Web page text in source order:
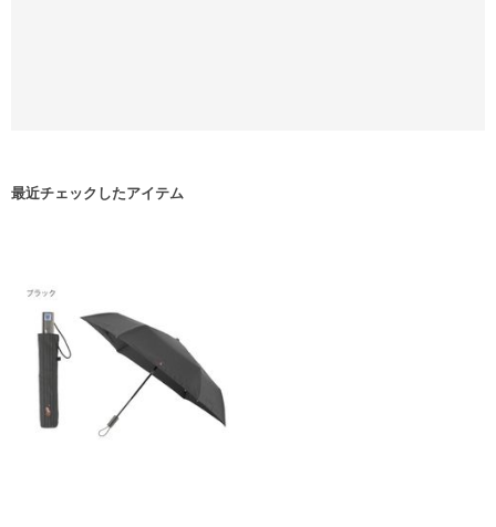
最近チェックしたアイテム